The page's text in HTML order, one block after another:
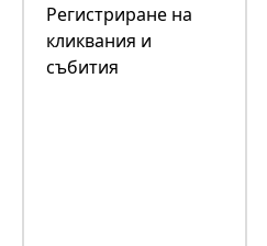
Регистриране на
кликвания и
събития